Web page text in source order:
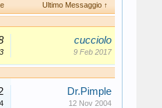
Ultimo Messaggio ↑
cucciolo
9 Feb 2017
Dr.Pimple
12 Nov 2004